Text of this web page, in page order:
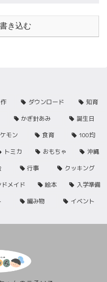
き込む
ダウンロード
知育
かぎ針あみ
誕生日
モン 食育
100均
トミカ おもちゃ
沖縄
行事
クッキング
ドメイド 絵本
入学準備
編み物 イベント